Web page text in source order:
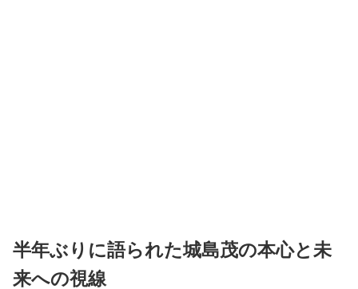
半年ぶりに語られた城島茂の本心と未
来への視線